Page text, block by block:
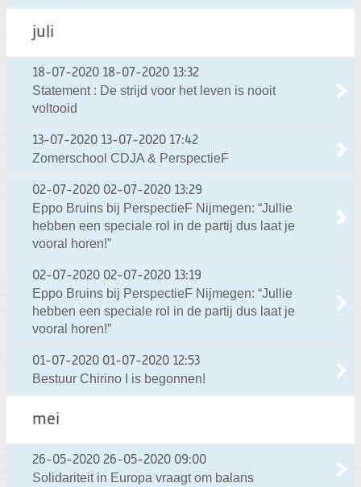
juli
18-07-2020 18-07-2020 13:32
Statement : De strijd voor het leven is nooit
voltooid
13-07-2020 13-07-2020 17:42
Zomerschool CDJA & PerspectieF
02-07-2020 02-07-2020 13:29
Eppo Bruins bij PerspectieF Nijmegen: “Jullie
hebben een speciale rol in de partij dus laat je
vooral horen!”
02-07-2020 02-07-2020 13:19
Eppo Bruins bij PerspectieF Nijmegen: “Jullie
hebben een speciale rol in de partij dus laat je
vooral horen!”
01-07-2020 01-07-2020 12:53
Bestuur Chirino I is begonnen!
mei
26-05-2020 26-05-2020 09:00
Solidariteit in Europa vraagt om balans